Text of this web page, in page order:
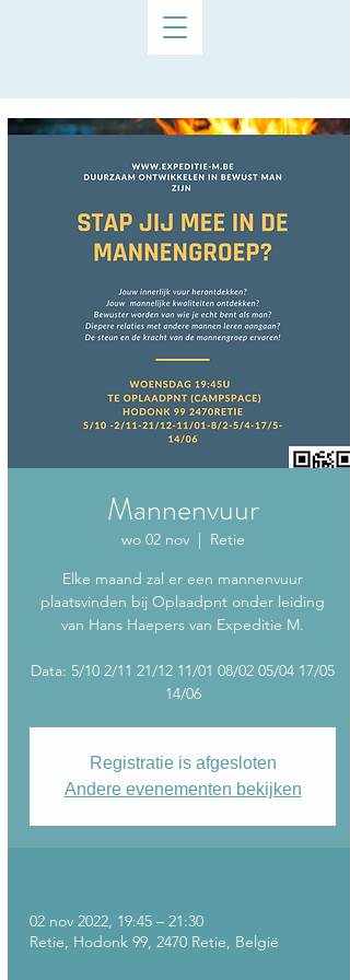
Mannenvuur
wo 02 nov
  |
Retie
Elke maand zal er een mannenvuur
plaatsvinden bij Oplaadpnt onder leiding
van Hans Haepers van Expeditie M.
Data: 5/10 2/11 21/12 11/01 08/02 05/04 17/05
14/06
Registratie is afgesloten
Andere evenementen bekijken
02 nov 2022, 19:45 – 21:30
Retie, Hodonk 99, 2470 Retie, België